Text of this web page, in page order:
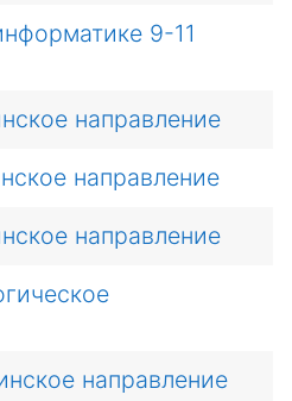
9-11
направление
направление
направление
направление